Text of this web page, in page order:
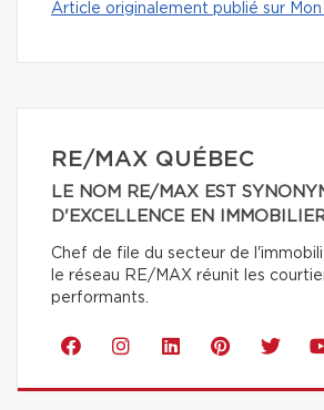
Article originalement publié sur
RE/MAX QUÉBEC
LE NOM RE/MAX EST
D'EXCELLENCE EN
Chef de file du secteur de
le réseau RE/MAX réunit les
performants.